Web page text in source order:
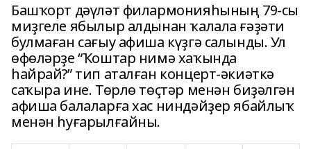
Башҡорт дәүләт филармонияһының 79-сы
миҙгеле ябылыр алдынан ҡалала ғәҙәти
булмаған сағыу афиша күҙгә салынды. Ул
өфөләрҙе “Ҡоштар нимә хаҡында
һайрай?” тип аталған концерт-әкиәткә
саҡыра ине. Төрлө төҫтәр менән биҙәлгән
афиша балаларға хас ниндәйҙер ябайлыҡ
менән һуғарылғайны.